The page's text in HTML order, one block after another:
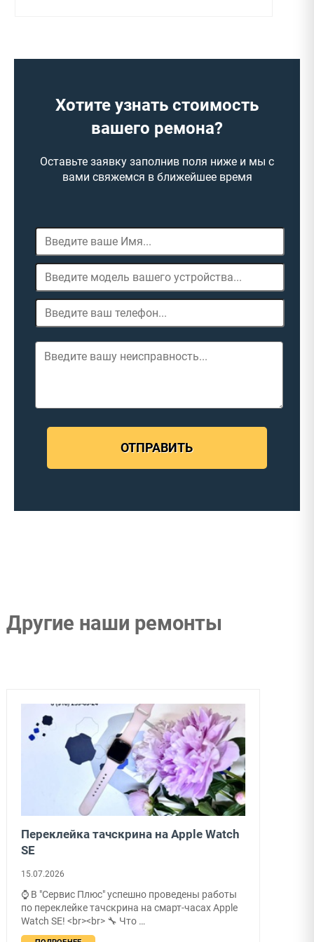
Хотите узнать стоимость
вашего ремона?
Оставьте заявку заполнив поля ниже и мы с
вами свяжемся в ближейшее время
ОТПРАВИТЬ
Другие наши ремонты
Переклейка тачскрина на Apple Watch
SE
15.07.2026
⌚ В "Сервис Плюс" успешно проведены работы
по переклейке тачскрина на смарт-часах Apple
Watch SE! <br><br> 🔧 Что …